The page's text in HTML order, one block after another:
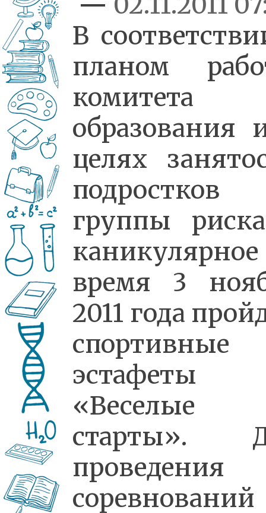
В
планом
комитета
образования
целях
подростков
группы
каникулярное
время 3
2011 года
спортивные
эстафеты
«Веселые
старты».
проведения
соревнований